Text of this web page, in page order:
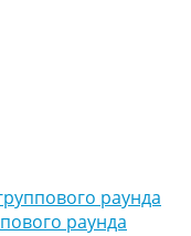
раунда
раунда